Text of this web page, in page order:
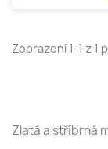
Zobrazení 1-1 z 1
Zlatá a stříbrná